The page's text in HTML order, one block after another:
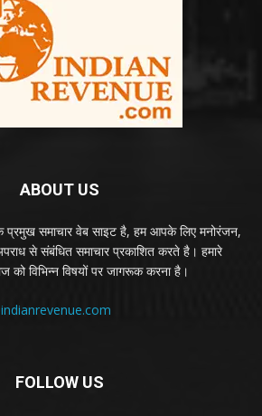
ABOUT US
समाचार वेब साइट है, हम आपके लिए मनोरंजन,
से संबंधित समाचार प्रकाशित करते है। हमारे
को विभिन्न विषयों पर जागरूक करना है।
FOLLOW US